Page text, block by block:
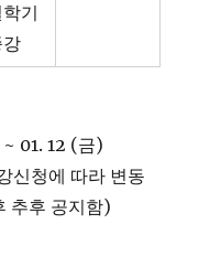
기
강
01. 12 (금)
신청에 따라 변동
추후 공지함)